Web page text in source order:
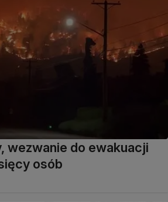
wezwanie do ewakuacji
osób